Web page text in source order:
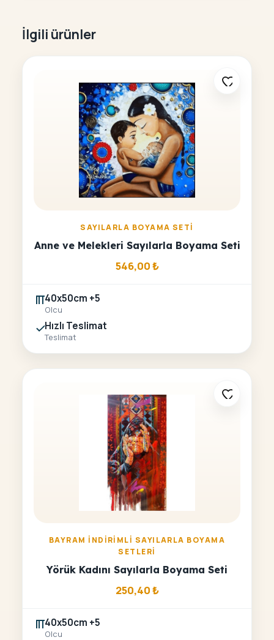
İlgili ürünler
SAYILARLA BOYAMA SETI
Anne ve Melekleri Sayılarla Boyama Seti
546,00₺
40x50cm +5
Olcu
Hızlı Teslimat
Teslimat
BAYRAM İNDIRIMLI SAYILARLA BOYAMA
SETLERI
Yörük Kadını Sayılarla Boyama Seti
250,40₺
40x50cm +5
Olcu